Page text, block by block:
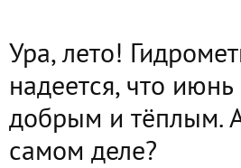
Ура, лето!
надеется, что июнь
добрым и тёплым.
самом деле?